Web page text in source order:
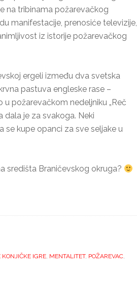
na tribinama požarevačkog
manifestacije, prenosiće televizije,
iz istorije požarevačkog
ergeli između dva svetska
pastuva engleske rase –
požarevačkom nedeljniku „Reč
dala je za svakoga. Neki
se kupe opanci za sve seljake u
središta Braničevskog okruga?
IGRE, MENTALITET, POŽAREVAC,